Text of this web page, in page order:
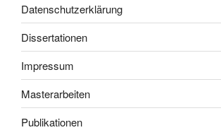
Datenschutzerklärung
Dissertationen
Impressum
Masterarbeiten
Publikationen